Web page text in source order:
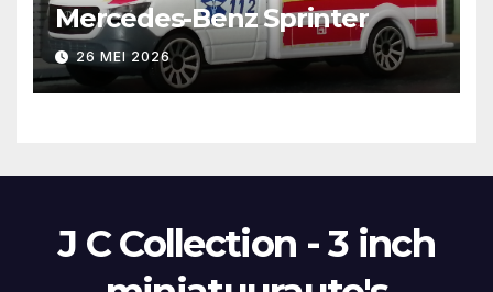
Mercedes-Benz Sprinter
26 MEI 2026
J C Collection - 3 inch